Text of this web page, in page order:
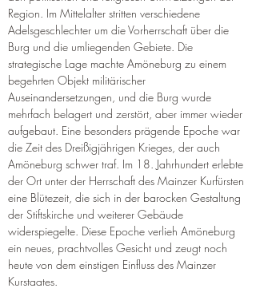
Region. Im Mittelalter stritten verschiedene
Adelsgeschlechter um die Vorherrschaft über die
Burg und die umliegenden Gebiete. Die
strategische Lage machte Amöneburg zu einem
begehrten Objekt militärischer
Auseinandersetzungen, und die Burg wurde
mehrfach belagert und zerstört, aber immer wieder
aufgebaut. Eine besonders prägende Epoche war
die Zeit des Dreißigjährigen Krieges, der auch
Amöneburg schwer traf. Im 18. Jahrhundert erlebte
der Ort unter der Herrschaft des Mainzer Kurfürsten
eine Blütezeit, die sich in der barocken Gestaltung
der Stiftskirche und weiterer Gebäude
widerspiegelte. Diese Epoche verlieh Amöneburg
ein neues, prachtvolles Gesicht und zeugt noch
heute von dem einstigen Einfluss des Mainzer
Kurstaates.